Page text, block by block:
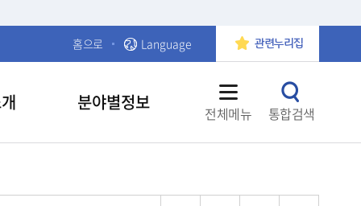
홈으로 Language 관련누리집
분야별정보 전체메뉴 통합검색